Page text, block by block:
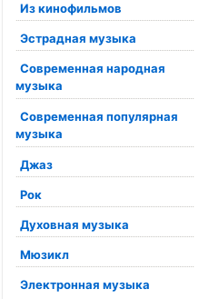
Из кинофильмов
Эстрадная музыка
Современная народная
музыка
Современная популярная
музыка
Джаз
Рок
Духовная музыка
Мюзикл
Электронная музыка